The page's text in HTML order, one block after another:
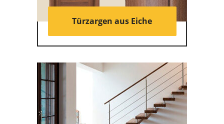
Türzargen aus Eiche